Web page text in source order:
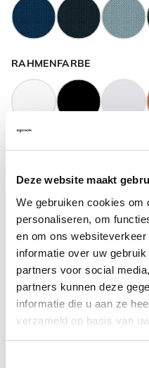
Deze website maakt
We gebruiken cookies om
personaliseren, om
en om ons
informatie over uw
partners voor social
partners kunnen deze
informatie die u aan ze
verzameld op basis van
RAHMENFARBE
GASFEDERHÖHE
BODENKONTAKT
FUSSRING ?